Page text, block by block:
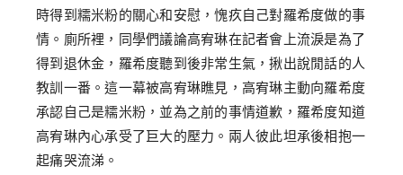
時得到糯米粉的關心和安慰，愧疚自己對羅希度做的事
情。廁所裡，同學們議論高宥琳在記者會上流淚是為了
得到退休金，羅希度聽到後非常生氣，揪出說閒話的人
教訓一番。這一幕被高宥琳瞧見，高宥琳主動向羅希度
承認自己是糯米粉，並為之前的事情道歉，羅希度知道
高宥琳內心承受了巨大的壓力。兩人彼此坦承後相抱一
起痛哭流涕。